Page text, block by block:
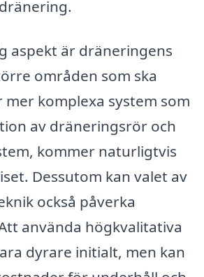
aspekt är dräneringens
områden som ska
mer komplexa system som
av dräneringsrör och
kommer naturligtvis
Dessutom kan valet av
också påverka
använda högkvalitativa
dyrare initialt, men kan